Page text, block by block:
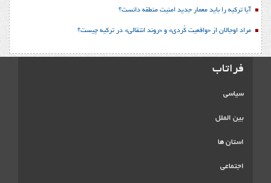
آیا ترکیه را باید معمار جدید امنیت منطقه دانست؟
مراد اوجالان از «واقعیت کُردی» و «روند انتقالی» در ترکیه چیست؟
فراتاب
سیاسی
بین الملل
استان ها
اجتماعی